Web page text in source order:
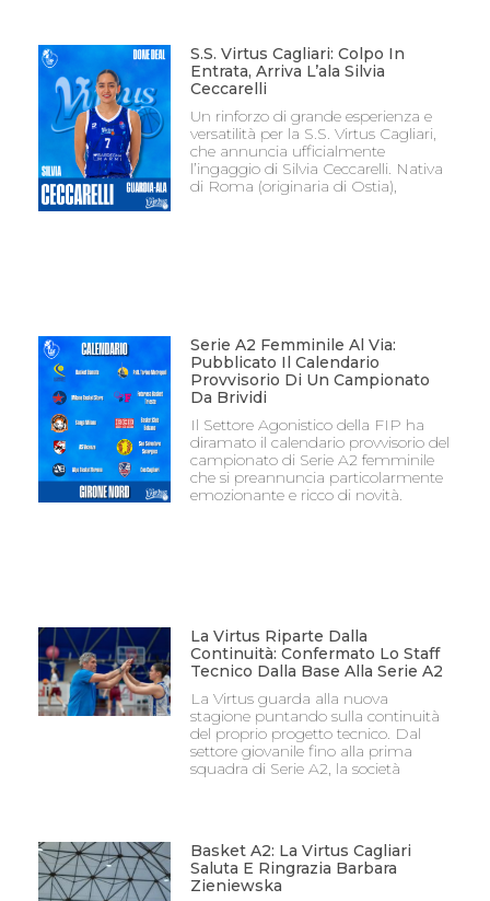
S.S. Virtus Cagliari: Colpo In
Entrata, Arriva L’ala Silvia
Ceccarelli
Un rinforzo di grande esperienza e
versatilità per la S.S. Virtus Cagliari,
che annuncia ufficialmente
l’ingaggio di Silvia Ceccarelli. Nativa
di Roma (originaria di Ostia),
Serie A2 Femminile Al Via:
Pubblicato Il Calendario
Provvisorio Di Un Campionato
Da Brividi
Il Settore Agonistico della FIP ha
diramato il calendario provvisorio del
campionato di Serie A2 femminile
che si preannuncia particolarmente
emozionante e ricco di novità.
La Virtus Riparte Dalla
Continuità: Confermato Lo Staff
Tecnico Dalla Base Alla Serie A2
La Virtus guarda alla nuova
stagione puntando sulla continuità
del proprio progetto tecnico. Dal
settore giovanile fino alla prima
squadra di Serie A2, la società
Basket A2: La Virtus Cagliari
Saluta E Ringrazia Barbara
Zieniewska